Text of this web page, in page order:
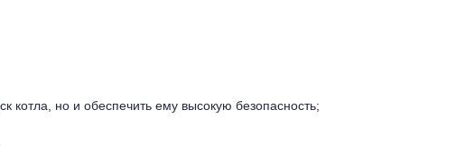
котла, но и обеспечить ему высокую безопасность;